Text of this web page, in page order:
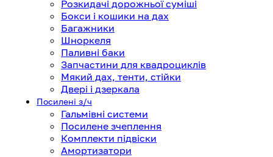
Розкидачі дорожньої суміші
Бокси і кошики на дах
Багажники
Шноркеля
Паливні баки
Запчастини для квадроциклів
Мякий дах, тенти, стійки
Двері і дзеркала
Посилені з/ч
Гальмівні системи
Посилене зчеплення
Комплекти підвіски
Амортизатори